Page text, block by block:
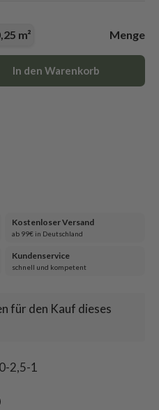
Menge
m²
In den Warenkorb
Kostenloser Versand
ab 99€ in Deutschland
Kundenservice
schnell und kompetent
für den Kauf dieses
2,5-1